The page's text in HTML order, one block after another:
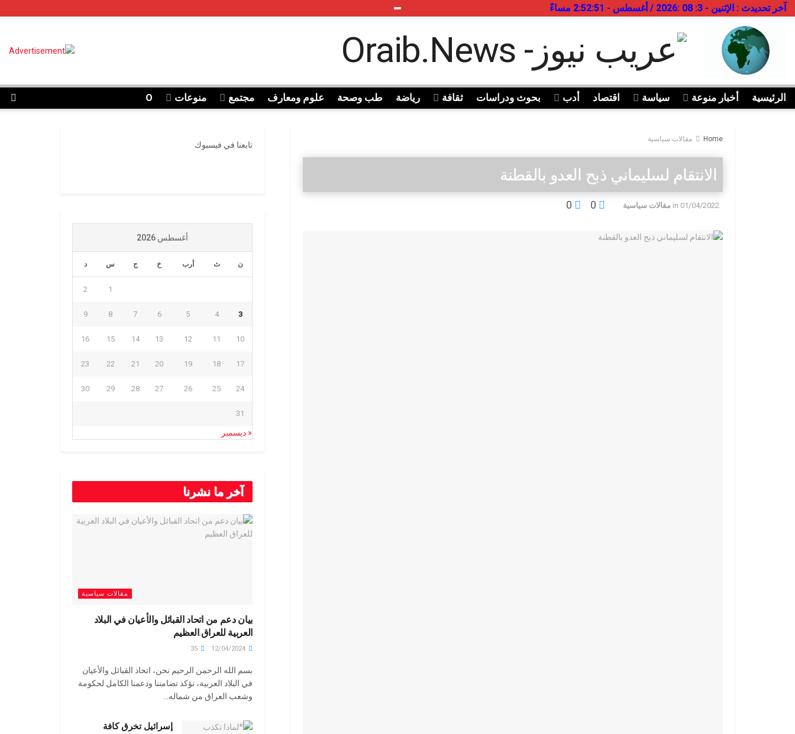
آخر تحديدث : الإثنين - 3: 08 :2026 / أغسطس - 2:52:51 مساءً
الرئيسية أخبار منوعة سياسة اقتصاد أدب بحوث ودراسات ثقافة رياضة طب وصحة علوم ومعارف مجتمع منوعات O
Home مقالات سياسية
الانتقام لسليماني ذبح العدو بالقطنة
01/04/2022
in مقالات سياسية 0
0
تابعنا في فيسبوك
أغسطس 2026
ن ث أرب خ ج س د
1
2
3
4
5
6
7
8
9
10
11
12
13
14
15
16
17
18
19
20
21
22
23
24
25
26
27
28
29
30
31
« ديسمبر
آخر ما نشرنا
مقالات سياسية
بيان دعم من اتحاد القبائل والأعيان في البلاد
العربية للعراق العظيم
بسم الله الرحمن الرحيم نحن، اتحاد القبائل والأعيان
في البلاد العربية، نؤكد تضامننا ودعمنا الكامل لحكومة
وشعب العراق من شماله...
إسرائيل تخرق كافة